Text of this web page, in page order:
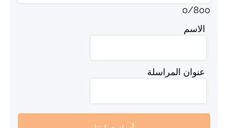
0/800
الاسم
عنوان المراسلة